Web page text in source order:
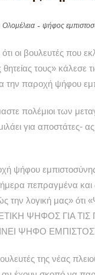
Ολομέλεια ψήφος
οι βουλευτές που
τους» κάλεσε
την παροχή ψήφου
πολέμιοι των
για αποστάτες-
ψήφου
πεπραγμένα και
την λογική
ΨΗΦΟΣ ΓΙΑ ΤΙΣ
ΨΗΦΟ
της νέας